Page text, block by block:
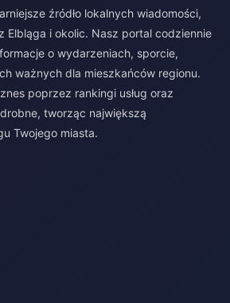
źródło lokalnych wiadomości,
Elbląga i okolic. Nasz portal codziennie
o wydarzeniach, sporcie,
ważnych dla mieszkańców regionu.
poprzez rankingi usług oraz
tworząc największą
Twojego miasta.